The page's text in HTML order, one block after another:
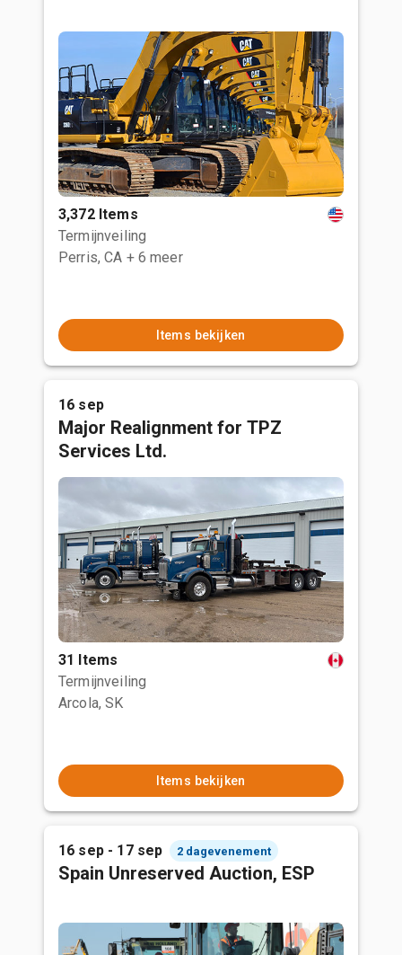
3,372 Items
Termijnveiling
Perris, CA + 6 meer
Items bekijken
16 sep
Major Realignment for TPZ
Services Ltd.
31 Items
Termijnveiling
Arcola, SK
Items bekijken
16 sep - 17 sep 2 dagevenement
Spain Unreserved Auction, ESP